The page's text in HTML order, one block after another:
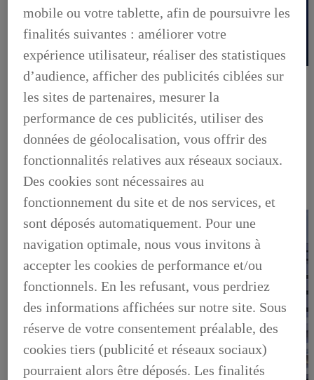
OFFRES DU MOMENT
DÉCOUVREZ TOUTES NOS OFFRES
OFFRES DU MOMENT, DÉCOUVREZ TOUTES NOS
OFFRES
OCCASIONS
NOTRE STOCK D'OCCASIONS
VENDEZ VOTRE VEHICULE
FINANCEZ VOTRE OCCASION
GARANTIE LEXUS PREFERENCE
FOIRE AUX QUESTIONS
mobile ou votre tablette, afin de poursuivre les
finalités suivantes : améliorer votre
expérience utilisateur, réaliser des statistiques
d’audience, afficher des publicités ciblées sur
les sites de partenaires, mesurer la
performance de ces publicités, utiliser des
données de géolocalisation, vous offrir des
fonctionnalités relatives aux réseaux sociaux.
Des cookies sont nécessaires au
fonctionnement du site et de nos services, et
sont déposés automatiquement. Pour une
navigation optimale, nous vous invitons à
accepter les cookies de performance et/ou
fonctionnels. En les refusant, vous perdriez
des informations affichées sur notre site. Sous
réserve de votre consentement préalable, des
cookies tiers (publicité et réseaux sociaux)
pourraient alors être déposés. Les finalités